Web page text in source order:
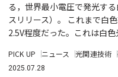
る，世界最小電圧で発光す
スリリース）。 これまで白
2.5V程度だった。これは白色
PICK UP ニュース 光関連技術
2025.07.28